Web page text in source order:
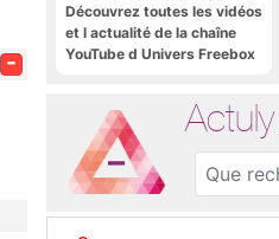
-
Découvrez toutes les vidéos
et l actualité de la chaîne
YouTube d Univers Freebox
Actuly